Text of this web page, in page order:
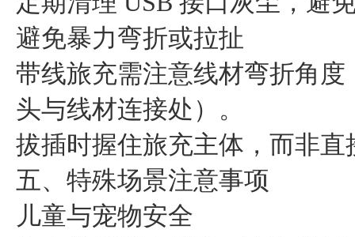
避免暴力弯折或拉扯
带线旅充需注意线材弯折角
头与线材连接处）。
拔插时握住旅充主体，而非
五、特殊场景注意事项
儿童与宠物安全